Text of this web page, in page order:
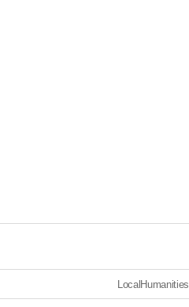
LocalHumanities